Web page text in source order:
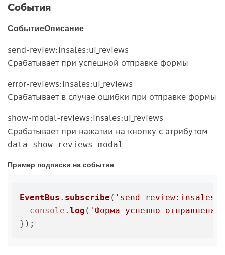
События
СобытиеОписание
send-review:insales:ui_reviews
Срабатывает при успешной отправке формы
error-reviews:insales:ui_reviews
Срабатывает в случае ошибки при отправке формы
show-modal-reviews:insales:ui_reviews
Срабатывает при нажатии на кнопку с атрибутом
data-show-reviews-modal
Пример подписки на событие
EventBus . subscribe ( 'send-
console . log ( 'Форма успешно отправлена'